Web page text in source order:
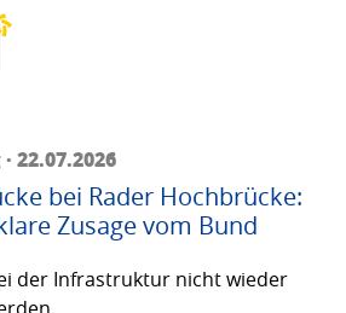
22.07.2026
bei Rader Hochbrücke:
Zusage vom Bund
der Infrastruktur nicht wieder